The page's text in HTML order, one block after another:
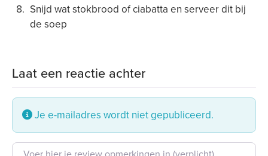
Snijd wat stokbrood of ciabatta en serveer dit bij
de soep
Laat een reactie achter
Je e-mailadres wordt niet gepubliceerd.
Beoordeling tekst